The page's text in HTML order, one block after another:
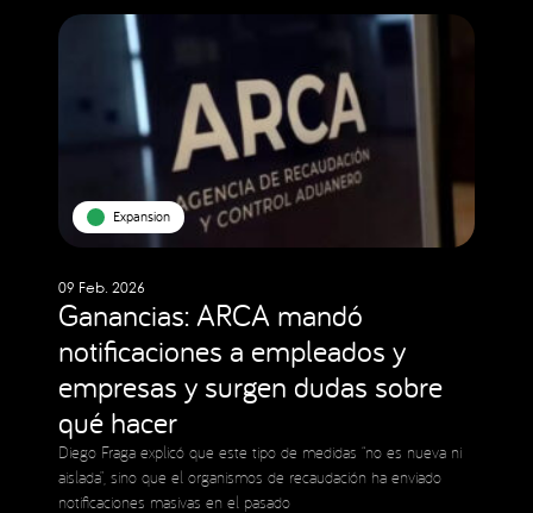
Expansion
09 Feb. 2026
Ganancias: ARCA mandó
notificaciones a empleados y
empresas y surgen dudas sobre
qué hacer
Diego Fraga explicó que este tipo de medidas “no es nueva ni
aislada”, sino que el organismos de recaudación ha enviado
notificaciones masivas en el pasado